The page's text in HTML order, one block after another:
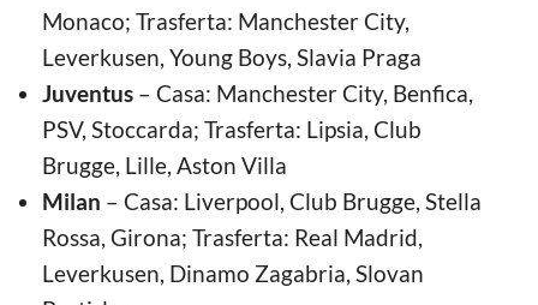
Monaco; Trasferta: Manchester City,
Leverkusen, Young Boys, Slavia Praga
Juventus – Casa: Manchester City, Benfica,
PSV, Stoccarda; Trasferta: Lipsia, Club
Brugge, Lille, Aston Villa
Milan – Casa: Liverpool, Club Brugge, Stella
Rossa, Girona; Trasferta: Real Madrid,
Leverkusen, Dinamo Zagabria, Slovan